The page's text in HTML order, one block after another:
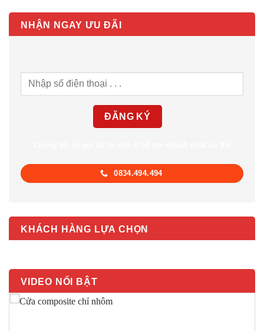
NHẬN NGAY ƯU ĐÃI
0834.494.494
KHÁCH HÀNG LỰA CHỌN
VIDEO NỔI BẬT